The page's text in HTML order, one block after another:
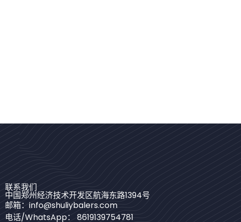
联系我们
中国郑州经济技术开发区航海东路1394号
邮箱：info@shuliybalers.com
电话/WhatsApp： 8619139754781
Urdu